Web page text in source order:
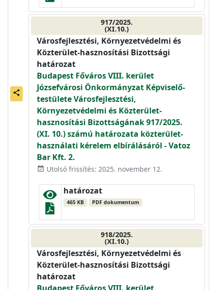
share
917/2025.
(XI.10.)
Városfejlesztési, Környezetvédelmi és
Közterület-hasznosítási Bizottsági
határozat
Budapest Főváros VIII. kerület
Józsefvárosi Önkormányzat Képviselő-
testülete Városfejlesztési,
Környezetvédelmi és Közterület-
hasznosítási Bizottságának 917/2025.
(XI. 10.) számú határozata közterület-
használati kérelem elbírálásáról - Vatoz
Bar Kft. 2.
event_available Utolsó frissítés: 2025. november 12.
határozat
465 KB PDF dokumentum
918/2025.
(XI.10.)
Városfejlesztési, Környezetvédelmi és
Közterület-hasznosítási Bizottsági
határozat